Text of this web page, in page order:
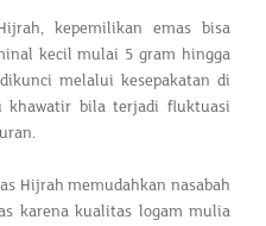
kepemilikan emas bisa
kecil mulai 5 gram hingga
melalui kesepakatan di
khawatir bila terjadi fluktuasi
Hijrah memudahkan nasabah
karena kualitas logam mulia